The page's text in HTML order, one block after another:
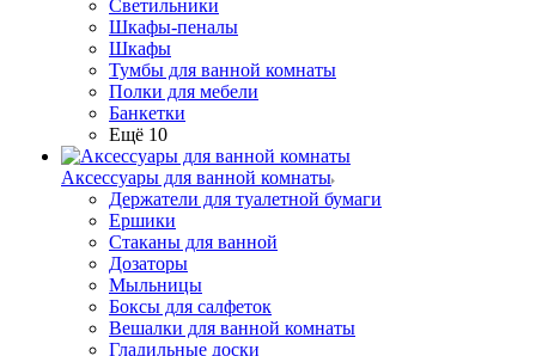
Светильники
Шкафы-пеналы
Шкафы
Тумбы для ванной комнаты
Полки для мебели
Банкетки
Ещё 10
Аксессуары для ванной комнаты
Держатели для туалетной бумаги
Ершики
Стаканы для ванной
Дозаторы
Мыльницы
Боксы для салфеток
Вешалки для ванной комнаты
Гладильные доски